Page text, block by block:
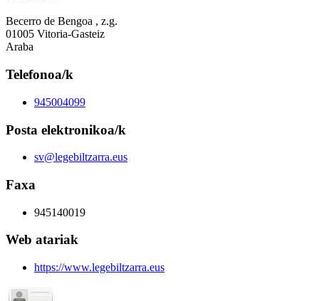
Becerro de Bengoa , z.g.
01005 Vitoria-Gasteiz
Araba
Telefonoa/k
945004099
Posta elektronikoa/k
sv@legebiltzarra.eus
Faxa
945140019
Web atariak
https://www.legebiltzarra.eus